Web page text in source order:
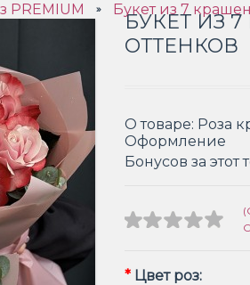
PREMIUM » Букет из 7
БУКЕТ ИЗ
ОТТЕНКОВ
О товаре: Роза
Оформление
Бонусов за этот
* Цвет роз: